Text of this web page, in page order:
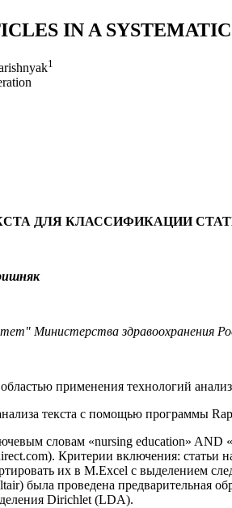
IN A
1
ДЛЯ КЛАССИФИКАЦИИ
Министерства здравоохранения
применения технологий
текста с помощью программы
словам «nursing education» AND
Критерии включения: статьи
их в M.Excel с выделением
проведена предварительная
Dirichlet (LDA).